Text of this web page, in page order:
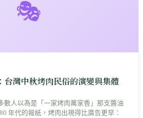
🎭
台灣中秋烤肉民俗的演變與集體
數人以為是「一家烤肉萬家香」那支醬油
年代的報紙，烤肉出現得比廣告更早：